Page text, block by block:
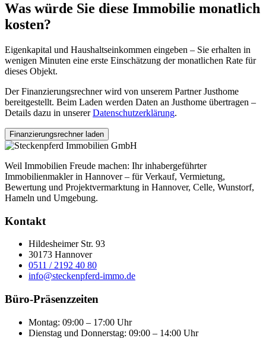
Was würde Sie diese Immobilie monatlich
kosten?
Eigenkapital und Haushaltseinkommen eingeben – Sie erhalten in
wenigen Minuten eine erste Einschätzung der monatlichen Rate für
dieses Objekt.
Der Finanzierungsrechner wird von unserem Partner Justhome
bereitgestellt. Beim Laden werden Daten an Justhome übertragen –
Details dazu in unsererDatenschutzerklärung.
Finanzierungsrechner laden
Weil Immobilien Freude machen: Ihr inhabergeführter
Immobilienmakler in Hannover – für Verkauf, Vermietung,
Bewertung und Projektvermarktung in Hannover, Celle, Wunstorf,
Hameln und Umgebung.
Kontakt
Hildesheimer Str. 93
30173 Hannover
0511 / 2192 40 80
info@steckenpferd-immo.de
Büro-Präsenzzeiten
Montag: 09:00 – 17:00 Uhr
Dienstag und Donnerstag: 09:00 – 14:00 Uhr